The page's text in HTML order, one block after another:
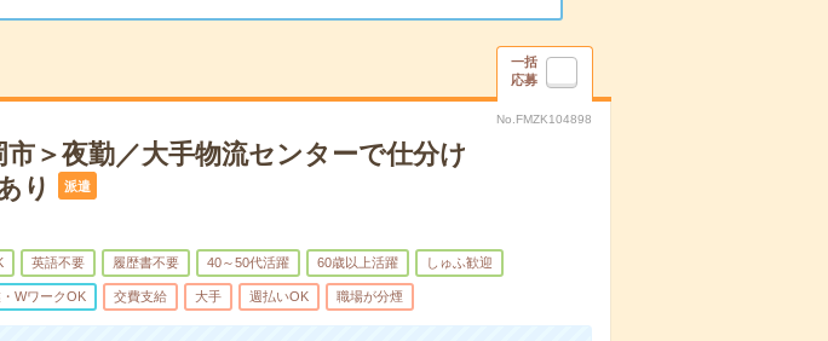
一括
応募
No.FMZK104898
＞夜勤／大手物流センターで仕分け
り
派遣
英語不要 履歴書不要 40～50代活躍 60歳以上活躍 しゅふ歓迎
WワークOK 交費支給 大手 週払いOK 職場が分煙